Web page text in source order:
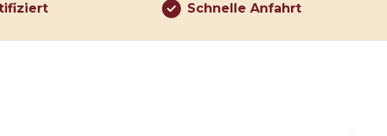
Schnelle Anfahrt